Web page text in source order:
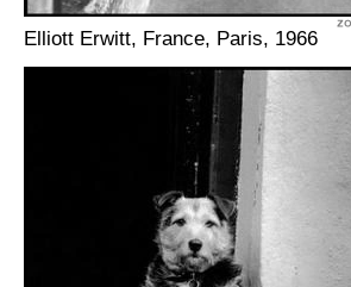
Elliott Erwitt, France, Paris, 1966